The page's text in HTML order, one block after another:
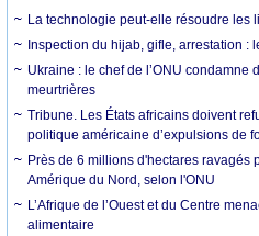
La technologie peut-elle résoudre les
Inspection du hijab, gifle, arrestation :
Ukraine : le chef de l’ONU condamne
meurtrières
Tribune. Les États africains doivent
politique américaine d’expulsions de
Près de 6 millions d'hectares ravagés
Amérique du Nord, selon l'ONU
L’Afrique de l’Ouest et du Centre
alimentaire